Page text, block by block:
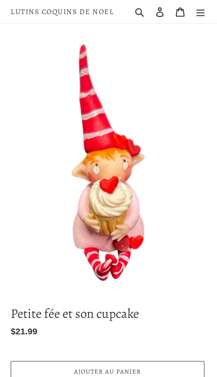
LUTINS COQUINS DE NOEL RechercherSe connecter
Panier
Petite fée et son cupcake
Prix
$21.99
AJOUTER AU PANIER